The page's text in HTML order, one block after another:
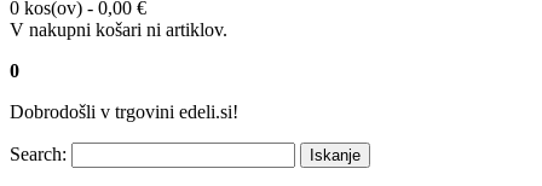
0 kos(ov) - 0,00 €
V nakupni košari ni artiklov.
0
Dobrodošli v trgovini edeli.si!
Search: Iskanje